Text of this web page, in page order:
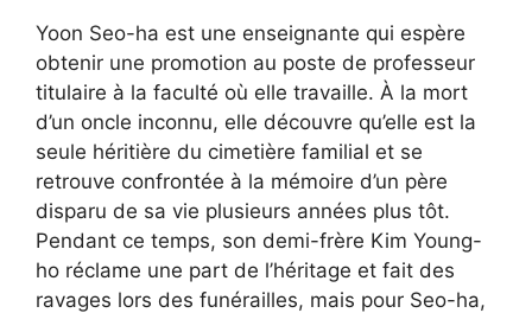
Yoon Seo-ha est une enseignante qui espère
obtenir une promotion au poste de professeur
titulaire à la faculté où elle travaille. À la mort
d’un oncle inconnu, elle découvre qu’elle est la
seule héritière du cimetière familial et se
retrouve confrontée à la mémoire d’un père
disparu de sa vie plusieurs années plus tôt.
Pendant ce temps, son demi-frère Kim Young-
ho réclame une part de l’héritage et fait des
ravages lors des funérailles, mais pour Seo-ha,